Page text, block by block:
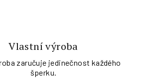
Vlastní výroba
zaručuje jedinečnost každého
šperku.